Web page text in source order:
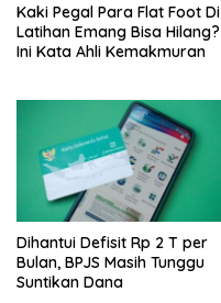
Kaki Pegal Para Flat Foot Di
Latihan Emang Bisa Hilang?
Ini Kata Ahli Kemakmuran
Dihantui Defisit Rp 2 T per
Bulan, BPJS Masih Tunggu
Suntikan Dana